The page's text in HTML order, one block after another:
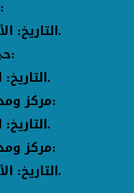
حي العجمي (وحدة البيطاش):
التاريخ: الأربعاء والخميس، 15 - 16 يوليو.
حي العامرية (وحدة عبد القادر):
التاريخ: الاثنين والثلاثاء، 20 - 21 يوليو.
مركز ومدينة برج العرب (وحدة بنجر 19):
التاريخ: الاثنين والثلاثاء، 27 - 28 يوليو.
مركز ومدينة برج العرب (وحدة بنجر 20):
التاريخ: الأربعاء والخميس، 29 - 30 يوليو.